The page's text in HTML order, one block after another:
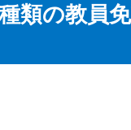
類の教員